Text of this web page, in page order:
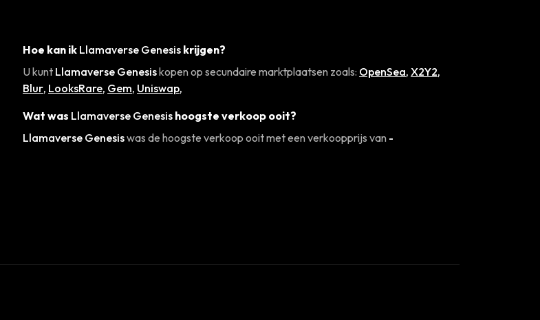
Hoe kan ik Llamaverse Genesis krijgen?
U kunt Llamaverse Genesiskopen op secundaire marktplaatsen zoals: OpenSea,X2Y2,
Blur, LooksRare, Gem, Uniswap,
Wat was Llamaverse Genesis hoogste verkoop ooit?
Llamaverse Genesiswas de hoogste verkoop ooit met een verkoopprijs van -